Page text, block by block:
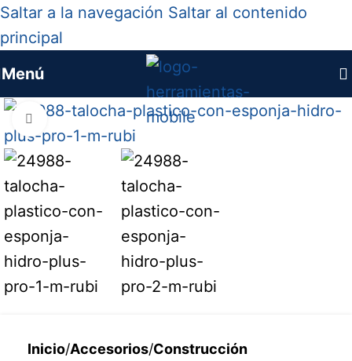
Saltar a la navegación Saltar al contenido
principal
Menú
Haga clic para ampliar
Inicio/Accesorios/Construcción